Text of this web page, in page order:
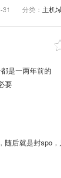
31 分类： 主机
是一两年前的
要
随后就是封spo